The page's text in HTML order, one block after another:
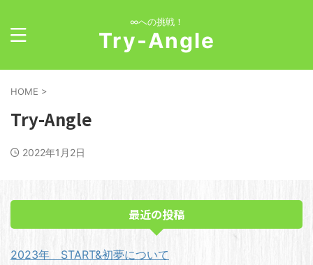
∞への挑戦！
Try-Angle
HOME >
Try-Angle
2022年1月2日
最近の投稿
2023年 START&初夢について